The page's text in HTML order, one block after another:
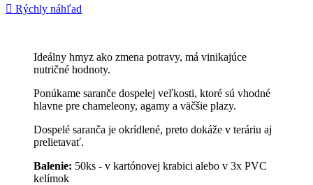
 Rýchly náhľad
Ideálny hmyz ako zmena potravy, má vinikajúce
nutričné hodnoty.
Ponúkame saranče dospelej veľkosti, ktoré sú vhodné
hlavne pre chameleony, agamy a väčšie plazy.
Dospelé saranča je okrídlené, preto dokáže v teráriu aj
prelietavať.
Balenie: 50ks - v kartónovej krabici alebo v 3x PVC
kelímok